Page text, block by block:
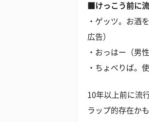
■けっこう前に
・ゲッツ。お酒
広告）
・おっはー（男
・ちょべりば。
10年以上前に流
ラップ的存在か